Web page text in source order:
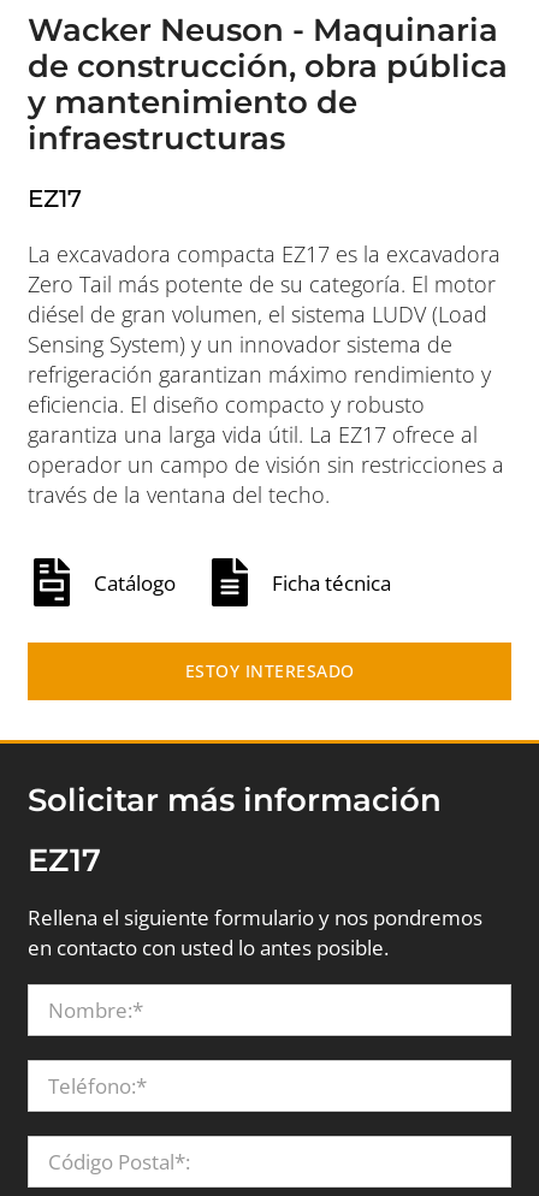
Wacker Neuson - Maquinaria
de construcción, obra pública
y mantenimiento de
infraestructuras
EZ17
La excavadora compacta EZ17 es la excavadora
Zero Tail más potente de su categoría. El motor
diésel de gran volumen, el sistema LUDV (Load
Sensing System) y un innovador sistema de
refrigeración garantizan máximo rendimiento y
eficiencia. El diseño compacto y robusto
garantiza una larga vida útil. La EZ17 ofrece al
operador un campo de visión sin restricciones a
través de la ventana del techo.
Catálogo Ficha técnica
ESTOY INTERESADO
Solicitar más información
EZ17
Rellena el siguiente formulario y nos pondremos
en contacto con usted lo antes posible.